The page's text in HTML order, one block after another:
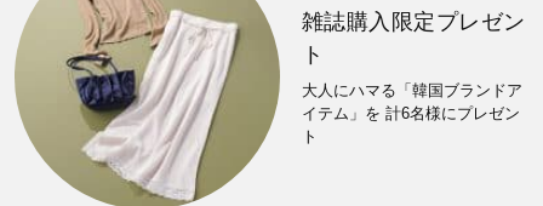
雑誌購入限定プレゼン
ト
大人にハマる「韓国ブランドア
イテム」を 計6名様にプレゼン
ト